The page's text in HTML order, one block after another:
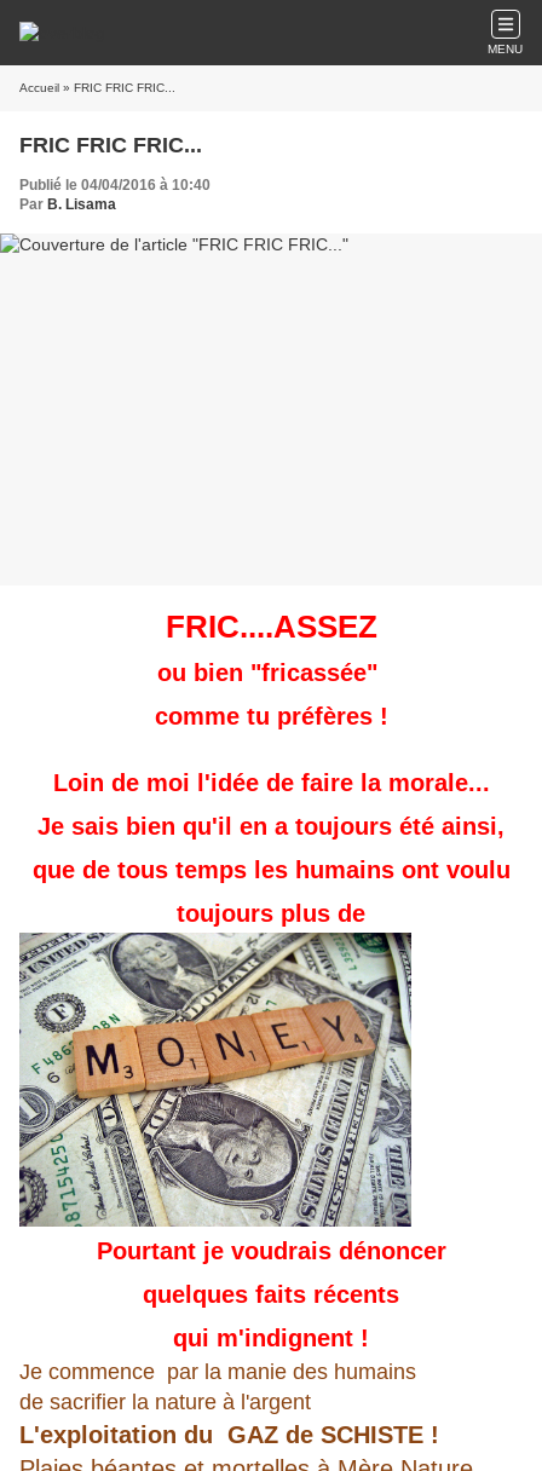
MENU
Accueil » FRIC FRIC FRIC...
FRIC FRIC FRIC...
Publié le 04/04/2016 à 10:40
Par B. Lisama
FRIC....ASSEZ
ou bien "fricassée"
comme tu préfères !
Loin de moi l'idée de faire la morale...
Je sais bien qu'il en a toujours été ainsi,
que de tous temps les humains ont voulu
toujours plus de
Pourtant je voudrais dénoncer
quelques faits récents
qui m'indignent !
Je commence par la manie des humains
de sacrifier la nature à l'argent
L'exploitation du GAZ de SCHISTE !